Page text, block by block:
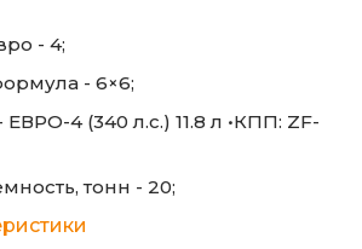
- 4;
- 6×6;
ЕВРО-4 (340 л.с.) 11.8 л •КПП: ZF-
тонн - 20;